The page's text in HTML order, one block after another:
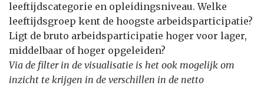
leeftijdscategorie en opleidingsniveau. Welke
leeftijdsgroep kent de hoogste arbeidsparticipatie?
Ligt de bruto arbeidsparticipatie hoger voor lager,
middelbaar of hoger opgeleiden?
Via de filter in de visualisatie is het ook mogelijk om
inzicht te krijgen in de verschillen in de netto